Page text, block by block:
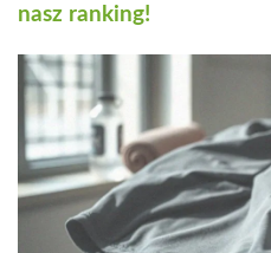
nasz ranking!